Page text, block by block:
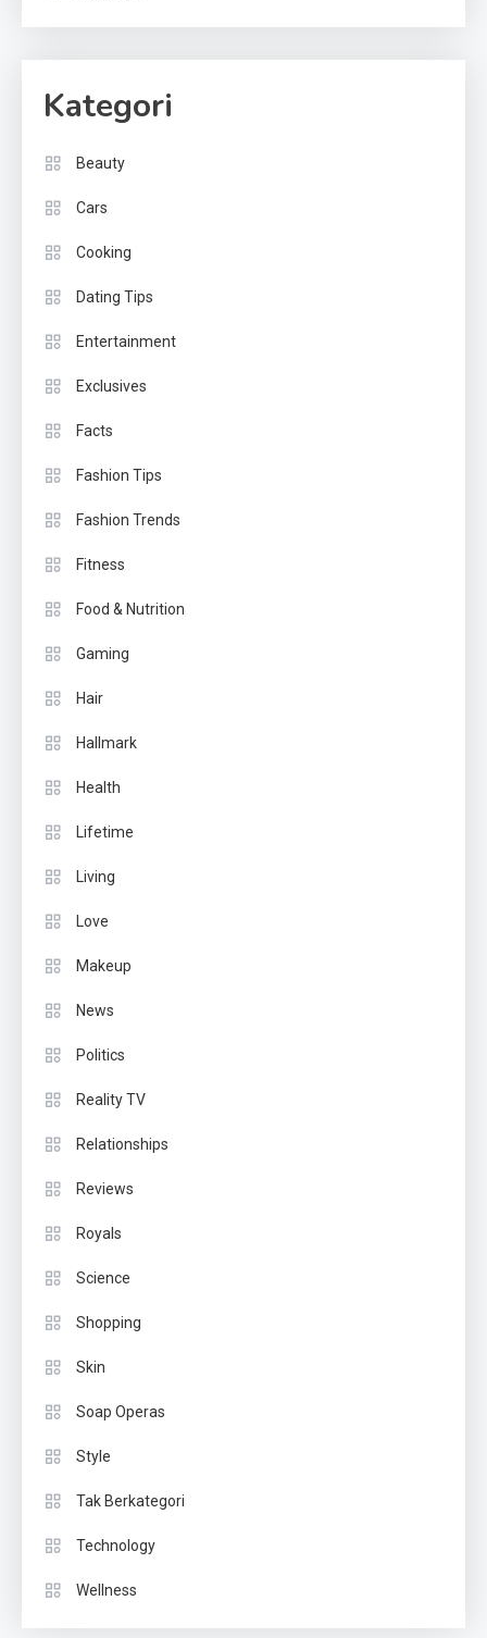
Kategori
Beauty
Cars
Cooking
Dating Tips
Entertainment
Exclusives
Facts
Fashion Tips
Fashion Trends
Fitness
Food & Nutrition
Gaming
Hair
Hallmark
Health
Lifetime
Living
Love
Makeup
News
Politics
Reality TV
Relationships
Reviews
Royals
Science
Shopping
Skin
Soap Operas
Style
Tak Berkategori
Technology
Wellness